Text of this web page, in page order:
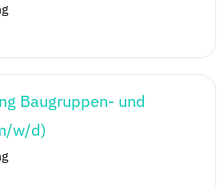
Baugruppen- und
w/d)